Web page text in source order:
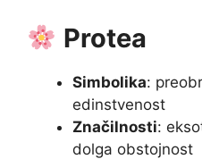
Protea
Simbolika:
edinstvenost
Značilnosti:
dolga obstojnost